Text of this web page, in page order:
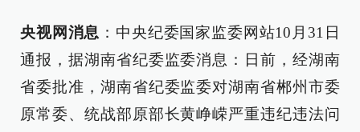
央视网消息 ：中央纪委国家监委网站10月31日
通报，据湖南省纪委监委消息：日前，经湖南
省委批准，湖南省纪委监委对湖南省郴州市委
原常委、统战部原部长黄峥嵘严重违纪违法问